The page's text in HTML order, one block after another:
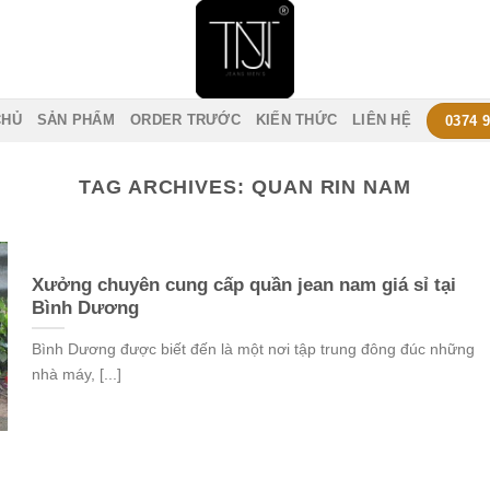
SẢN PHẨM ORDER TRƯỚC KIẾN THỨC LIÊN HỆ 0374
TAG ARCHIVES: QUAN RIN NAM
Xưởng chuyên cung cấp quần jean nam giá sỉ tại
Bình Dương
Bình Dương được biết đến là một nơi tập trung đông đúc những
nhà máy, [...]